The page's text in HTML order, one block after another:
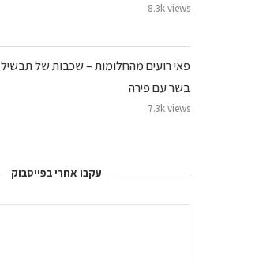
8.3k views
פאי רועים מהחלומות – שכבות של תבשיל
בשר עם פירה
7.3k views
עקבו אחרי בפייסבוק